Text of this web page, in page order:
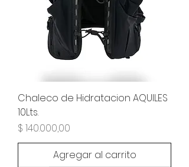
Chaleco de Hidratacion AQUILES
10Lts.
Precio
$ 140.000,00
Agregar al carrito